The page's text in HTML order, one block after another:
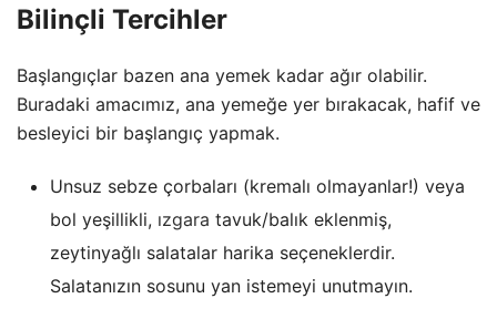
Bilinçli Tercihler
Başlangıçlar bazen ana yemek kadar ağır olabilir.
Buradaki amacımız, ana yemeğe yer bırakacak, hafif ve
besleyici bir başlangıç yapmak.
Unsuz sebze çorbaları (kremalı olmayanlar!) veya
bol yeşillikli, ızgara tavuk/balık eklenmiş,
zeytinyağlı salatalar harika seçeneklerdir.
Salatanızın sosunu yan istemeyi unutmayın.